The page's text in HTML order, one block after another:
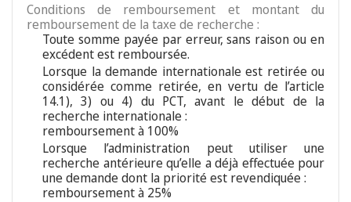
Conditions de remboursement et montant du
remboursement de la taxe de recherche :
Toute somme payée par erreur, sans raison ou en
excédent est remboursée.
Lorsque la demande internationale est retirée ou
considérée comme retirée, en vertu de l’article
14.1), 3) ou 4) du PCT, avant le début de la
recherche internationale :
remboursement à 100%
Lorsque l’administration peut utiliser une
recherche antérieure qu’elle a déjà effectuée pour
une demande dont la priorité est revendiquée :
remboursement à 25%